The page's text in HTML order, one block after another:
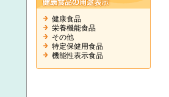
健康食品
栄養機能食品
その他
特定保健用食品
機能性表示食品